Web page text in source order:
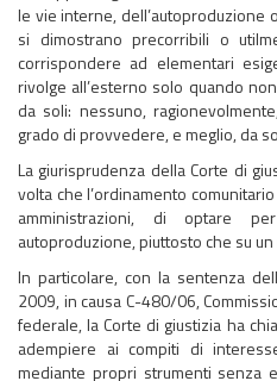
le vie interne, dell’autoproduzione
si dimostrano precorribili o
corrispondere ad elementari
rivolge all’esterno solo quando
da soli: nessuno,
grado di provvedere, e meglio, da
La giurisprudenza della Corte di
volta che l’ordinamento
amministrazioni, di optare
autoproduzione, piuttosto che su
In particolare, con la sentenza
2009, in causa C-480/06,
federale, la Corte di giustizia ha
adempiere ai compiti di
mediante propri strumenti senza